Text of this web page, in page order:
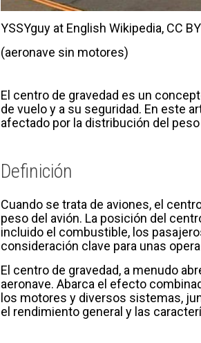
YSSYguy at English Wikipedia, CC
(aeronave sin motores)
El centro de gravedad es un
de vuelo y a su seguridad. En este
afectado por la distribución del
Definición
Cuando se trata de aviones, el
peso del avión. La posición del
incluido el combustible, los
consideración clave para unas
El centro de gravedad, a menudo
aeronave. Abarca el efecto
los motores y diversos sistemas,
el rendimiento general y las